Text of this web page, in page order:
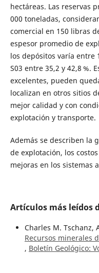
hectáreas. Las reservas
000 toneladas,
comercial en 150 libras
espesor promedio de
los depósitos varía entre
S03 entre 35,2 y 42,8 %.
excelentes, pueden
localizan en otros sitios
mejor calidad y con
explotación y transporte.
Además se describen la
de explotación, los
mejoras en los sistemas
Artículos más leídos
Charles M. Tschanz,
Recursos minerales
, Boletín Geológico: